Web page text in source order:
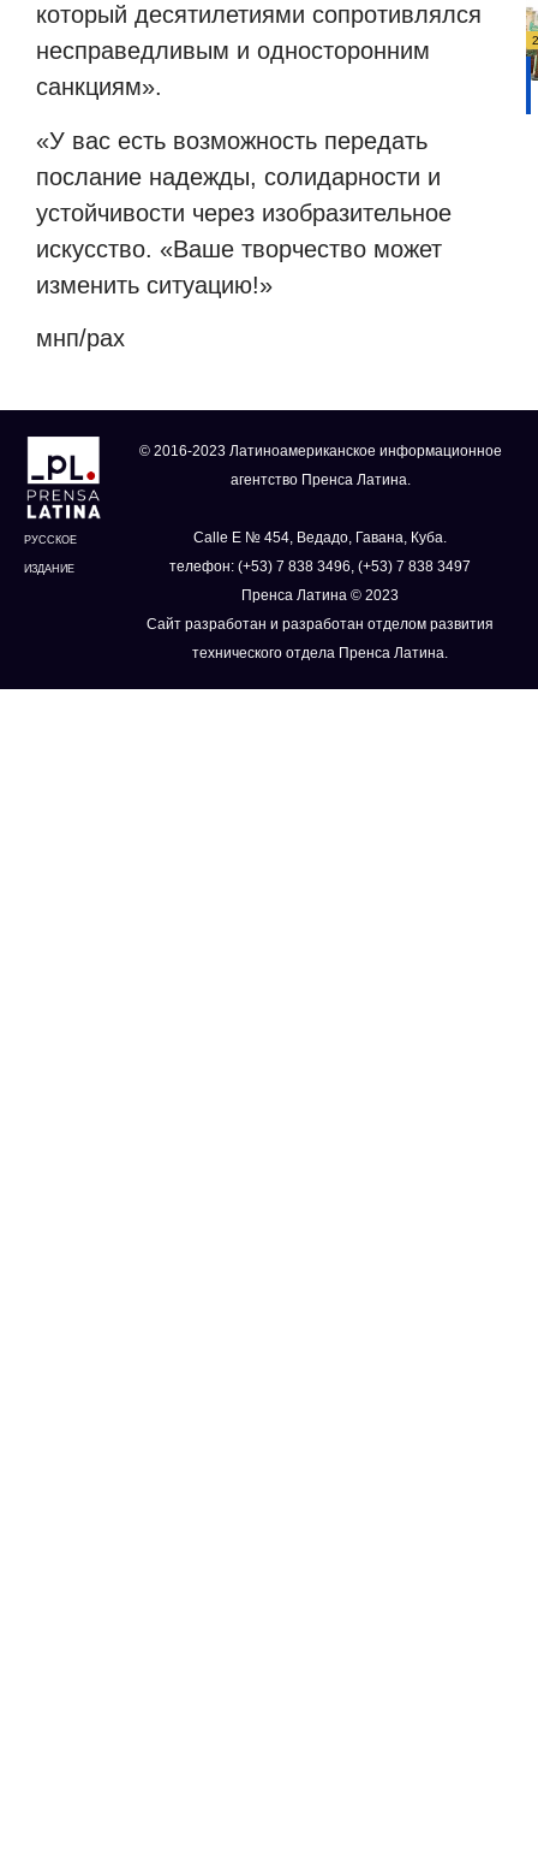
который десятилетиями сопротивлялся
несправедливым и односторонним
санкциям».
«У вас есть возможность передать
послание надежды, солидарности и
устойчивости через изобразительное
искусство. «Ваше творчество может
изменить ситуацию!»
мнп/рах
РУССКОЕ
ИЗДАНИЕ
© 2016-2023 Латиноамериканское информационное
агентство Пренса Латина.
Calle E № 454, Ведадо, Гавана, Куба.
телефон: (+53) 7 838 3496, (+53) 7 838 3497
Пренса Латина © 2023
Сайт разработан и разработан отделом развития
технического отдела Пренса Латина.